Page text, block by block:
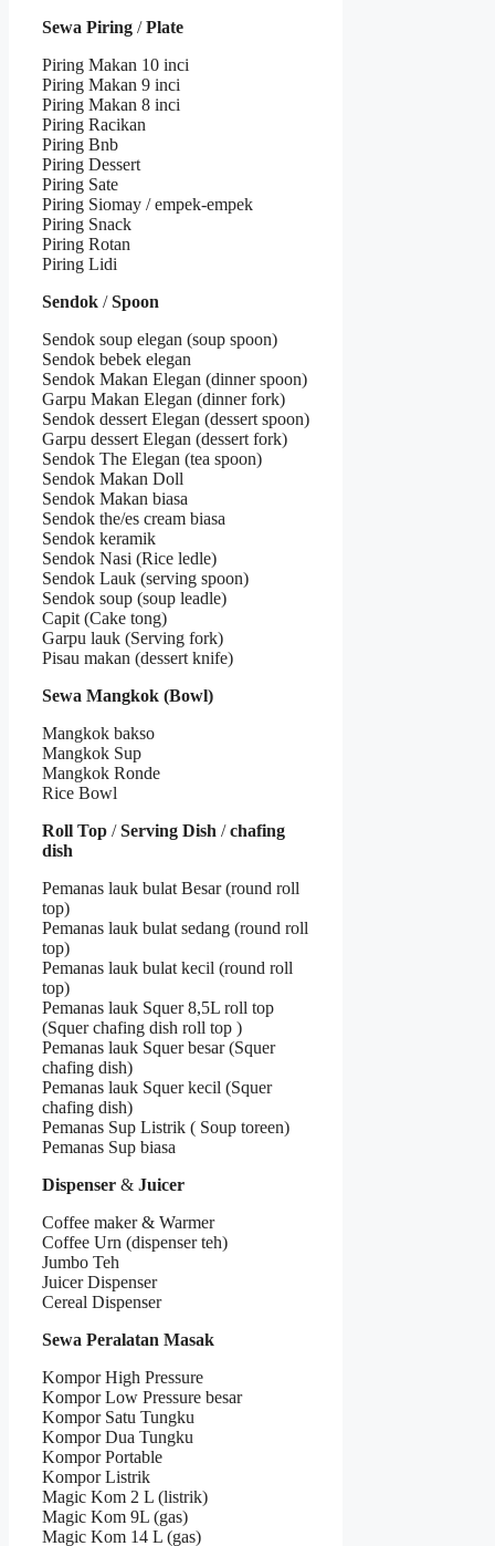
Sewa Piring /Plate
Piring Makan 10 inci
Piring Makan 9 inci
Piring Makan 8 inci
Piring Racikan
Piring Bnb
Piring Dessert
Piring Sate
Piring Siomay / empek-empek
Piring Snack
Piring Rotan
Piring Lidi
Sendok /Spoon
Sendok soup elegan (soup spoon)
Sendok bebek elegan
Sendok Makan Elegan (dinner spoon)
Garpu Makan Elegan (dinner fork)
Sendok dessert Elegan (dessert spoon)
Garpu dessert Elegan (dessert fork)
Sendok The Elegan (tea spoon)
Sendok Makan Doll
Sendok Makan biasa
Sendok the/es cream biasa
Sendok keramik
Sendok Nasi (Rice ledle)
Sendok Lauk (serving spoon)
Sendok soup (soup leadle)
Capit (Cake tong)
Garpu lauk (Serving fork)
Pisau makan (dessert knife)
Sewa Mangkok (Bowl)
Mangkok bakso
Mangkok Sup
Mangkok Ronde
Rice Bowl
Roll Top /Serving Dish /chafing
dish
Pemanas lauk bulat Besar (round roll
top)
Pemanas lauk bulat sedang (round roll
top)
Pemanas lauk bulat kecil (round roll
top)
Pemanas lauk Squer 8,5L roll top
(Squer chafing dish roll top )
Pemanas lauk Squer besar (Squer
chafing dish)
Pemanas lauk Squer kecil (Squer
chafing dish)
Pemanas Sup Listrik ( Soup toreen)
Pemanas Sup biasa
Dispenser & Juicer
Coffee maker & Warmer
Coffee Urn (dispenser teh)
Jumbo Teh
Juicer Dispenser
Cereal Dispenser
Sewa Peralatan Masak
Kompor High Pressure
Kompor Low Pressure besar
Kompor Satu Tungku
Kompor Dua Tungku
Kompor Portable
Kompor Listrik
Magic Kom 2 L (listrik)
Magic Kom 9L (gas)
Magic Kom 14 L (gas)